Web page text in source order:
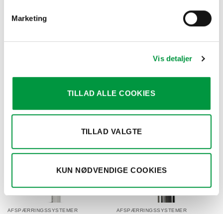
Marketing
Vis detaljer
TILLAD ALLE COOKIES
TILLAD VALGTE
KUN NØDVENDIGE COOKIES
Model 1074 –
Afspærringsstople i stål
AFSPÆRRINGSSYSTEMER AFSPÆRRINGSSYSTEMER